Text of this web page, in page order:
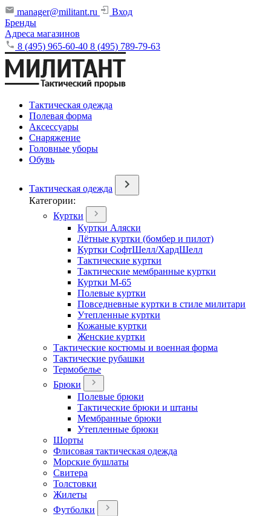
manager@militant.ru
Вход
Бренды
Адреса магазинов
8 (495) 965-60-40 8 (495) 789-79-63
Тактическая одежда
Полевая форма
Аксессуары
Снаряжение
Головные уборы
Обувь
Тактическая одежда
Категории:
Куртки
Куртки Аляски
Лётные куртки (бомбер и пилот)
Куртки СофтШелл/ХардШелл
Тактические куртки
Тактические мембранные куртки
Куртки М-65
Полевые куртки
Повседневные куртки в стиле милитари
Утепленные куртки
Кожаные куртки
Женские куртки
Тактические костюмы и военная форма
Тактические рубашки
Термобелье
Брюки
Полевые брюки
Тактические брюки и штаны
Мембранные брюки
Утепленные брюки
Шорты
Флисовая тактическая одежда
Морские бушлаты
Свитера
Толстовки
Жилеты
Футболки